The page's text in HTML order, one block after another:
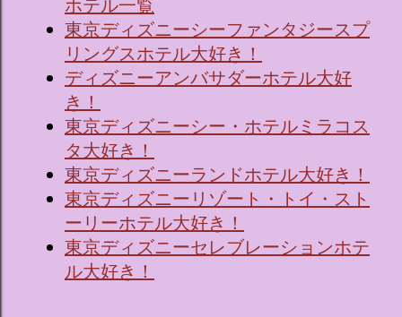
ホテル一覧
東京ディズニーシーファンタジースプ
リングスホテル大好き！
ディズニーアンバサダーホテル大好
き！
東京ディズニーシー・ホテルミラコス
タ大好き！
東京ディズニーランドホテル大好き！
東京ディズニーリゾート・トイ・スト
ーリーホテル大好き！
東京ディズニーセレブレーションホテ
ル大好き！